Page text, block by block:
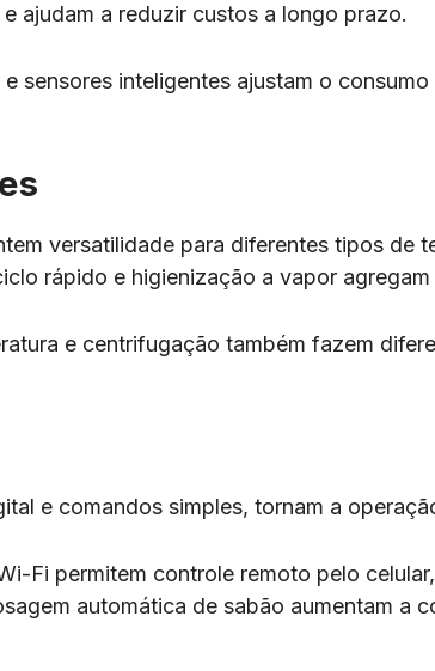
ajudam a reduzir custos a longo prazo.
sensores inteligentes ajustam o
versatilidade para diferentes tipos de
rápido e higienização a vapor
e centrifugação também fazem
e comandos simples, tornam a
Fi permitem controle remoto pelo
automática de sabão aumentam a